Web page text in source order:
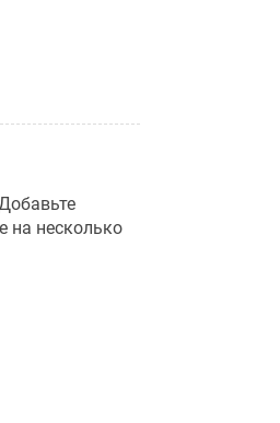
на несколько